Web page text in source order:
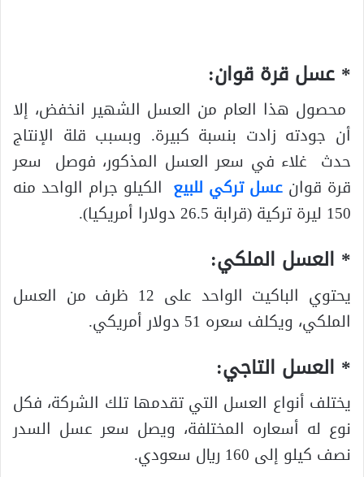
* عسل قرة قوان:
محصول هذا العام من العسل الشهير انخفض، إلا
أن جودته زادت بنسبة كبيرة. وبسبب قلة الإنتاج
حدث غلاء في سعر العسل المذكور، فوصل سعر
قرة قوان عسل تركي للبيع الكيلو جرام الواحد منه
150 ليرة تركية (قرابة 26.5 دولارا أمريكيا).
* العسل الملكي:
يحتوي الباكيت الواحد على 12 ظرف من العسل
الملكي، ويكلف سعره 51 دولار أمريكي.
* العسل التاجي:
يختلف أنواع العسل التي تقدمها تلك الشركة، فكل
نوع له أسعاره المختلفة، ويصل سعر عسل السدر
نصف كيلو إلى 160 ريال سعودي.